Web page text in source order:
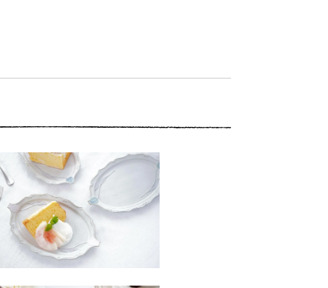
ニ１０ チューリップの西
洋楕円ケーキ皿
1,900円(税込2,090円)